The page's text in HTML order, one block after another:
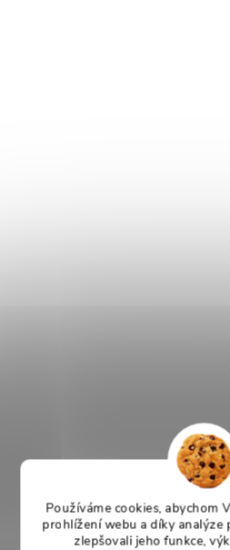
Používáme cookies, abychom
prohlížení webu a díky analýze
zlepšovali jeho funkce,